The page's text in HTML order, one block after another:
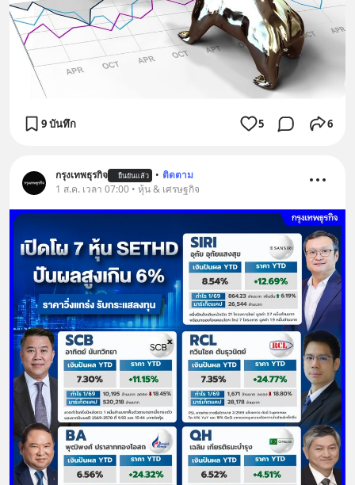
9 บันทึก 5 6
กรุงเทพธุรกิจ ยืนยันแล้ว • ติดตาม
1 ส.ค. เวลา 07:00 • หุ้น & เศรษฐกิจ